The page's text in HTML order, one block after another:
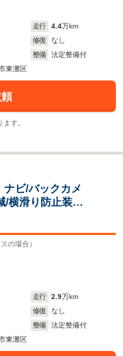
～15.0km/L
地:9.6～
:13.9～
L
速道路:15.4～
13.6～
走行 4.4万km
修復
なし
整備
法定整備付
東灘区
す。
ビ/バックカメ
/横滑り防止装
の場合）
走行 2.9万km
修復
なし
整備
法定整備付
東灘区